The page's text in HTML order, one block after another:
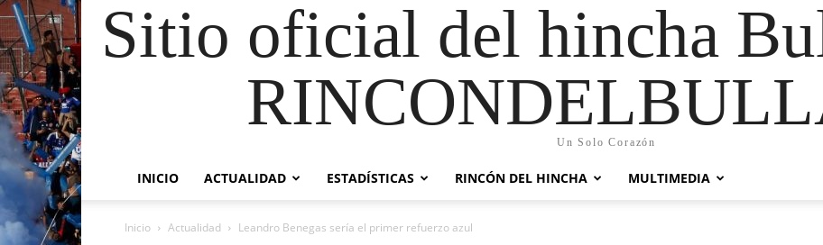
Sitio oficial del hincha
Un Solo Corazón
INICIO ACTUALIDAD ESTADÍSTICAS RINCÓN DEL HINCHA MULTIMEDIA
Inicio Actualidad Leandro Benegas sería el primer refuerzo azul